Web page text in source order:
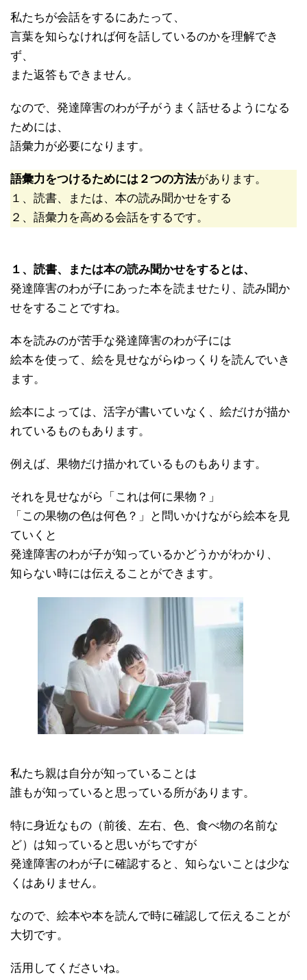
私たちが会話をするにあたって、
言葉を知らなければ何を話しているのかを理解でき
ず、
また返答もできません。
なので、発達障害のわが子がうまく話せるようになる
ためには、
語彙力が必要になります。
語彙力をつけるためには２つの方法があります。
１、読書、または、本の読み聞かせをする
２、語彙力を高める会話をするです。
１、読書、または本の読み聞かせをするとは、
発達障害のわが子にあった本を読ませたり、読み聞か
せをすることですね。
本を読みのが苦手な発達障害のわが子には
絵本を使って、絵を見せながらゆっくりを読んでいき
ます。
絵本によっては、活字が書いていなく、絵だけが描か
れているものもあります。
例えば、果物だけ描かれているものもあります。
それを見せながら「これは何に果物？」
「この果物の色は何色？」と問いかけながら絵本を見
ていくと
発達障害のわが子が知っているかどうかがわかり、
知らない時には伝えることができます。
私たち親は自分が知っていることは
誰もが知っていると思っている所があります。
特に身近なもの（前後、左右、色、食べ物の名前な
ど）は知っていると思いがちですが
発達障害のわが子に確認すると、知らないことは少な
くはありません。
なので、絵本や本を読んで時に確認して伝えることが
大切です。
活用してくださいね。